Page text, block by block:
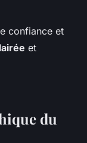
confiance et
et
du